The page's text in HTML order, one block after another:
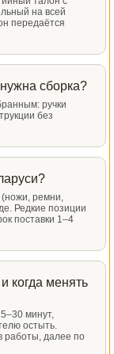
на всей
передаётся
сборка?
ручки
без
ремни,
Редкие позиции
поставки 1–4
когда менять
минут,
остыть.
работы, далее по